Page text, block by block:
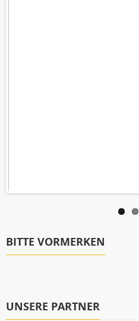
BITTE VORMERKEN
UNSERE PARTNER